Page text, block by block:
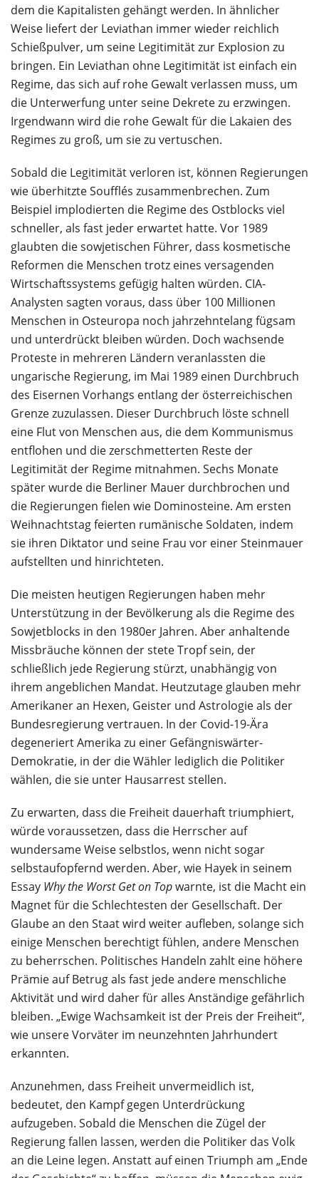
dem die Kapitalisten gehängt werden. In ähnlicher
Weise liefert der Leviathan immer wieder reichlich
Schießpulver, um seine Legitimität zur Explosion zu
bringen. Ein Leviathan ohne Legitimität ist einfach ein
Regime, das sich auf rohe Gewalt verlassen muss, um
die Unterwerfung unter seine Dekrete zu erzwingen.
Irgendwann wird die rohe Gewalt für die Lakaien des
Regimes zu groß, um sie zu vertuschen.
Sobald die Legitimität verloren ist, können Regierungen
wie überhitzte Soufflés zusammenbrechen. Zum
Beispiel implodierten die Regime des Ostblocks viel
schneller, als fast jeder erwartet hatte. Vor 1989
glaubten die sowjetischen Führer, dass kosmetische
Reformen die Menschen trotz eines versagenden
Wirtschaftssystems gefügig halten würden. CIA-
Analysten sagten voraus, dass über 100 Millionen
Menschen in Osteuropa noch jahrzehntelang fügsam
und unterdrückt bleiben würden. Doch wachsende
Proteste in mehreren Ländern veranlassten die
ungarische Regierung, im Mai 1989 einen Durchbruch
des Eisernen Vorhangs entlang der österreichischen
Grenze zuzulassen. Dieser Durchbruch löste schnell
eine Flut von Menschen aus, die dem Kommunismus
entflohen und die zerschmetterten Reste der
Legitimität der Regime mitnahmen. Sechs Monate
später wurde die Berliner Mauer durchbrochen und
die Regierungen fielen wie Dominosteine. Am ersten
Weihnachtstag feierten rumänische Soldaten, indem
sie ihren Diktator und seine Frau vor einer Steinmauer
aufstellten und hinrichteten.
Die meisten heutigen Regierungen haben mehr
Unterstützung in der Bevölkerung als die Regime des
Sowjetblocks in den 1980er Jahren. Aber anhaltende
Missbräuche können der stete Tropf sein, der
schließlich jede Regierung stürzt, unabhängig von
ihrem angeblichen Mandat. Heutzutage glauben mehr
Amerikaner an Hexen, Geister und Astrologie als der
Bundesregierung vertrauen. In der Covid-19-Ära
degeneriert Amerika zu einer Gefängniswärter-
Demokratie, in der die Wähler lediglich die Politiker
wählen, die sie unter Hausarrest stellen.
Zu erwarten, dass die Freiheit dauerhaft triumphiert,
würde voraussetzen, dass die Herrscher auf
wundersame Weise selbstlos, wenn nicht sogar
selbstaufopfernd werden. Aber, wie Hayek in seinem
Essay Why the Worst Get on Topwarnte, ist die Macht ein
Magnet für die Schlechtesten der Gesellschaft. Der
Glaube an den Staat wird weiter aufleben, solange sich
einige Menschen berechtigt fühlen, andere Menschen
zu beherrschen. Politisches Handeln zahlt eine höhere
Prämie auf Betrug als fast jede andere menschliche
Aktivität und wird daher für alles Anständige gefährlich
bleiben. „Ewige Wachsamkeit ist der Preis der Freiheit“,
wie unsere Vorväter im neunzehnten Jahrhundert
erkannten.
Anzunehmen, dass Freiheit unvermeidlich ist,
bedeutet, den Kampf gegen Unterdrückung
aufzugeben. Sobald die Menschen die Zügel der
Regierung fallen lassen, werden die Politiker das Volk
an die Leine legen. Anstatt auf einen Triumph am „Ende